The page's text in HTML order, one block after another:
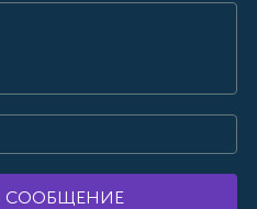
СООБЩЕНИЕ